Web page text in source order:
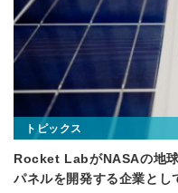
トピックス
Rocket LabがNASAの地
パネルを開発する企業とし